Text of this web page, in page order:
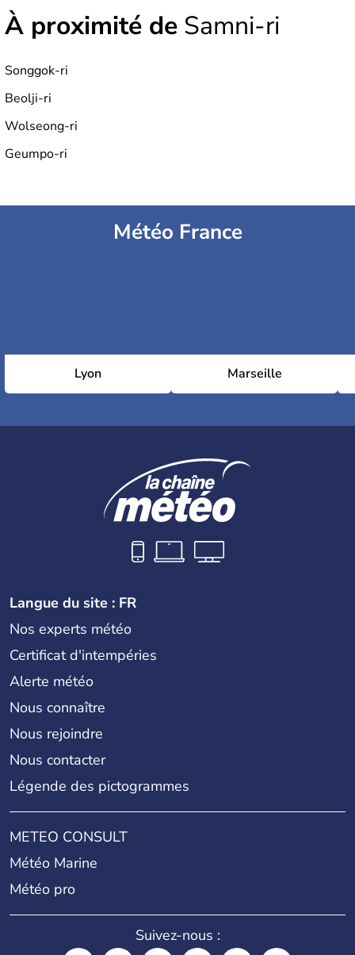
À proximité de Samni-ri
Songgok-ri
Beolji-ri
Wolseong-ri
Geumpo-ri
Météo France
Lyon Marseille
Langue du site : FR
Nos experts météo
Certificat d'intempéries
Alerte météo
Nous connaître
Nous rejoindre
Nous contacter
Légende des pictogrammes
METEO CONSULT
Météo Marine
Météo pro
Suivez-nous :